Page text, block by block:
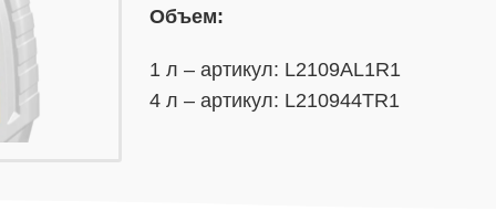
Объем:
1 л – артикул: L2109AL1R1
4 л – артикул: L210944TR1